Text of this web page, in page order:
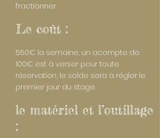
fractionner.
Le coût :
550€ la semaine, un acompte de
100€ est à verser pour toute
réservation, le solde sera à régler le
premier jour du stage.
le matériel et l’outillage
: